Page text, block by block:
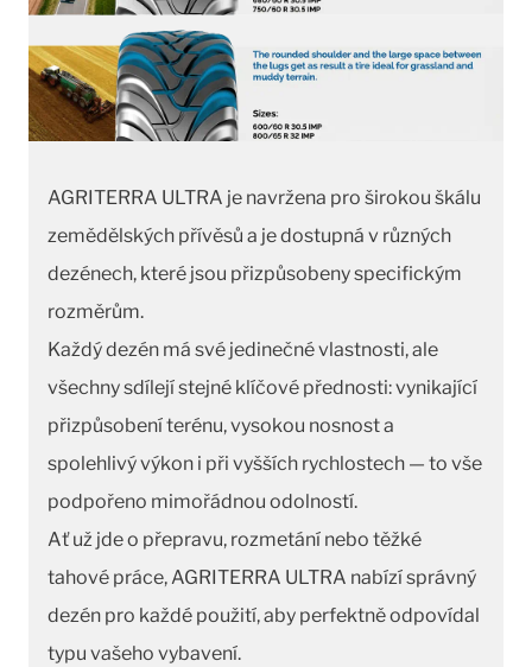
AGRITERRA ULTRA je navržena pro širokou škálu
zemědělských přívěsů a je dostupná v různých
dezénech, které jsou přizpůsobeny specifickým
rozměrům.
Každý dezén má své jedinečné vlastnosti, ale
všechny sdílejí stejné klíčové přednosti: vynikající
přizpůsobení terénu, vysokou nosnost a
spolehlivý výkon i při vyšších rychlostech — to vše
podpořeno mimořádnou odolností.
Ať už jde o přepravu, rozmetání nebo těžké
tahové práce, AGRITERRA ULTRA nabízí správný
dezén pro každé použití, aby perfektně odpovídal
typu vašeho vybavení.